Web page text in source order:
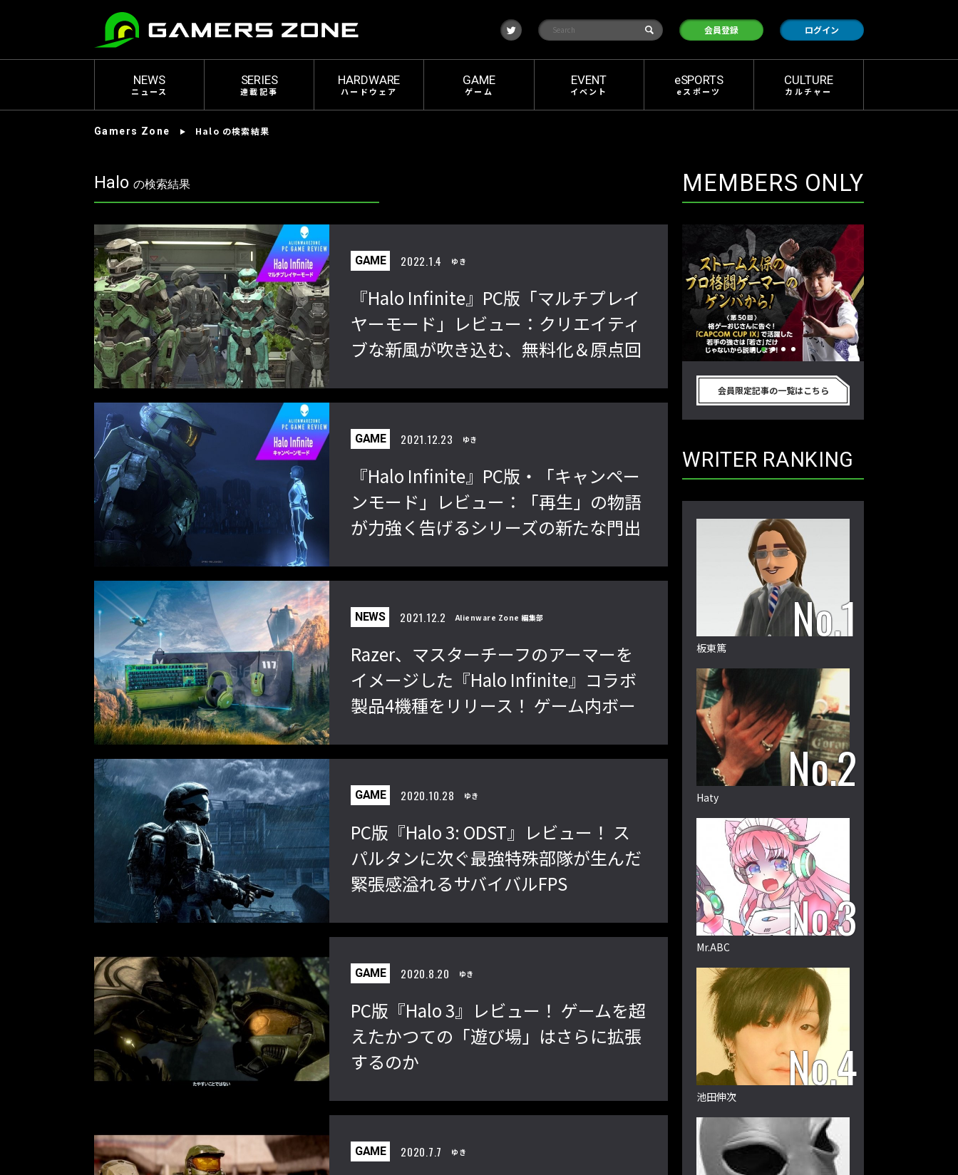
t
w
i
t
検
会員登録 ログイン
NEWS
ニュース
SERIES
連載記事
HARDWARE
ハードウェア
GAME
ゲーム
EVENT
イベント
eSPORTS
eスポーツ
CULTURE
カルチャー
Gamers Zone Halo の検索結果
Halo の検索結果
GAME 2022.1.4 ゆき
『Halo Infinite』PC版「マルチプレイ
ヤーモード」レビュー：クリエイティ
ブな新風が吹き込む、無料化＆原点回
GAME 2021.12.23 ゆき
『Halo Infinite』PC版・「キャンペー
ンモード」レビュー：「再生」の物語
が力強く告げるシリーズの新たな門出
NEWS 2021.12.2 Alienware Zone 編集部
Razer、マスターチーフのアーマーを
イメージした『Halo Infinite』コラボ
製品4機種をリリース！ ゲーム内ボー
GAME 2020.10.28 ゆき
PC版『Halo 3: ODST』レビュー！ ス
パルタンに次ぐ最強特殊部隊が生んだ
緊張感溢れるサバイバルFPS
GAME 2020.8.20 ゆき
PC版『Halo 3』レビュー！ ゲームを超
えたかつての「遊び場」はさらに拡張
するのか
GAME 2020.7.7 ゆき
MEMBERS ONLY
2022年最後の懺悔！ 「ストリートフ
ァイターリーグ 2022」最終節を終え
て吐露したいこと【ストーム久保のプ
ロ格闘ゲーマーのゲンバから！ 第48
回】
「ストリートファイターリーグ
2022」前半戦の反省文を見てほし
い！ チームリーダー久保の失敗【ス
トーム久保のプロ格闘ゲーマーのゲン
バから！ 第47回】
性！ 大会での向き合い方を真剣に考
えてみた【ストーム久保のプロ格闘ゲ
CUP IX」で活躍した若手の強さは
「若さ」だけじゃないから説明しま
格ゲーおじさんに告ぐ！「CAPCOM
CUP IX」で活躍した若手の強さは
「若さ」だけじゃないから説明しま
す！【ストーム久保のプロ格闘ゲーマ
ーのゲンバから！ 第50回】
会員限定記事の一覧はこちら
WRITER RANKING
板東篤
Haty
Mr.ABC
池田伸次